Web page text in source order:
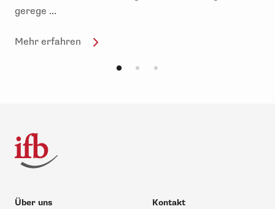
gerege ...
Mehr erfahren
Über uns Kontakt